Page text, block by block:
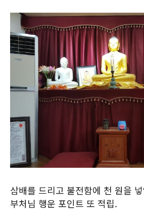
삼배를 드리고 불전함에 천 원을
부처님 행운 포인트 또 적립.